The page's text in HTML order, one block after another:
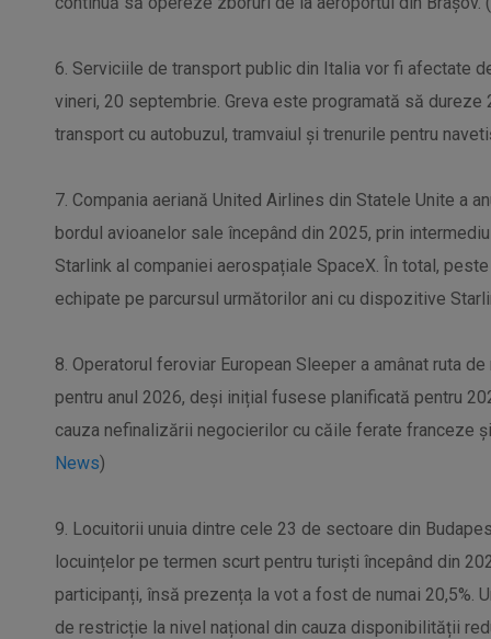
6. Serviciile de transport public din Italia vor fi afectate
vineri, 20 septembrie. Greva este programată să
transport cu autobuzul, tramvaiul și trenurile pentru
7. Compania aeriană United Airlines din Statele Unite a
bordul avioanelor sale începând din 2025, prin
Starlink al companiei aerospațiale SpaceX. În total,
echipate pe parcursul următorilor ani cu dispozitive
8. Operatorul feroviar European Sleeper a amânat ruta
pentru anul 2026, deși inițial fusese planificată pentru
cauza nefinalizării negocierilor cu căile ferate franceze
News)
9. Locuitorii unuia dintre cele 23 de sectoare din
locuințelor pe termen scurt pentru turiști începând din
participanți, însă prezența la vot a fost de numai 20,5%.
de restricție la nivel național din cauza disponibilității